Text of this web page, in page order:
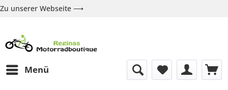
Zu unserer Webseite ⟶
Menü